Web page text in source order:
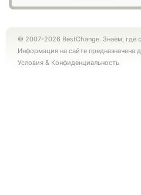
© 2007-2026 BestChange. Знаем, где
Информация на сайте предназначена
Условия & Конфиденциальность